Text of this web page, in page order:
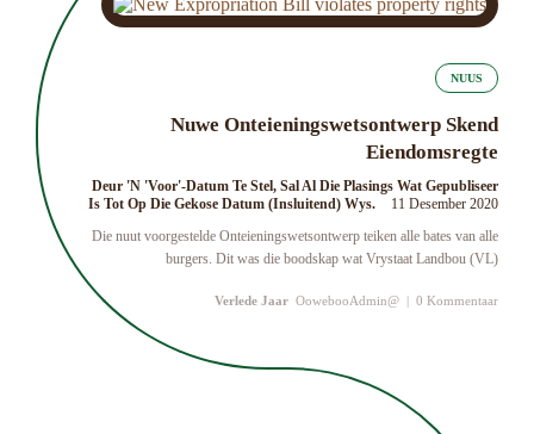
NUUS
Nuwe Onteieningswetsontwerp Skend
Eiendomsregte
Deur 'n 'Voor'-Datum Te Stel, Sal Al Die Plasings Wat Gepubliseer
Is Tot Op Die Gekose Datum (insluitend) Wys.
11 Desember 2020
Die nuut voorgestelde Onteieningswetsontwerp teiken alle bates van alle
burgers. Dit was die boodskap wat Vrystaat Landbou (VL)
Verlede Jaar OowebooAdmin@ | 0 Kommentaar